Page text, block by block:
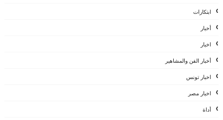
ابتكارات
أخبار
اخبار
أخبار الفن والمشاهير
اخبار تونس
اخبار مصر
أداة